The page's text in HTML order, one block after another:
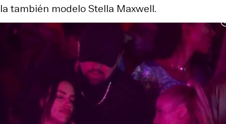
la también modelo Stella Maxwell.